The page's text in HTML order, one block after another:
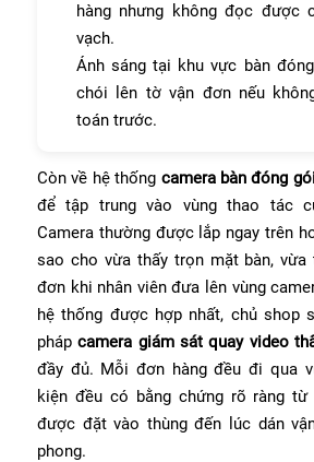
hàng nhưng không đọc được
vạch.
Ánh sáng tại khu vực bàn
chói lên tờ vận đơn nếu
toán trước.
Còn về hệ thống camera bàn đóng
để tập trung vào vùng thao tác
Camera thường được lắp ngay trên
sao cho vừa thấy trọn mặt bàn,
đơn khi nhân viên đưa lên vùng
hệ thống được hợp nhất, chủ shop
phápcamera giám sát quay video
đầy đủ. Mỗi đơn hàng đều đi qua
kiện đều có bằng chứng rõ ràng từ
được đặt vào thùng đến lúc dán
phong.